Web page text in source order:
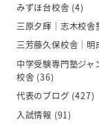
みずほ台校舎 (4)
三原夕輝｜志木校舎
三芳藤久保校舎｜明
中学受験専門塾ジ
校舎 (36)
代表のブログ (427)
入試情報 (91)